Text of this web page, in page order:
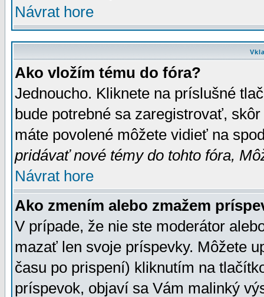
Návrat hore
Ako vložím tému do fóra?
Jednoucho. Kliknete na príslušné
bude potrebné sa zaregistrovať,
máte povolené môžete vidieť na
pridávať nové témy do tohto fóra,
Návrat hore
Ako zmením alebo zmažem
V prípade, že nie ste moderátor
mazať len svoje príspevky. Môžete
času po prispení) kliknutím na
príspevok, objaví sa Vám malinký